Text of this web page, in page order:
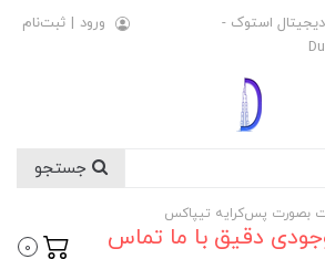
دیجیتال استوک -
ورود | ثبت‌نام
دقیق با ما تماس
0